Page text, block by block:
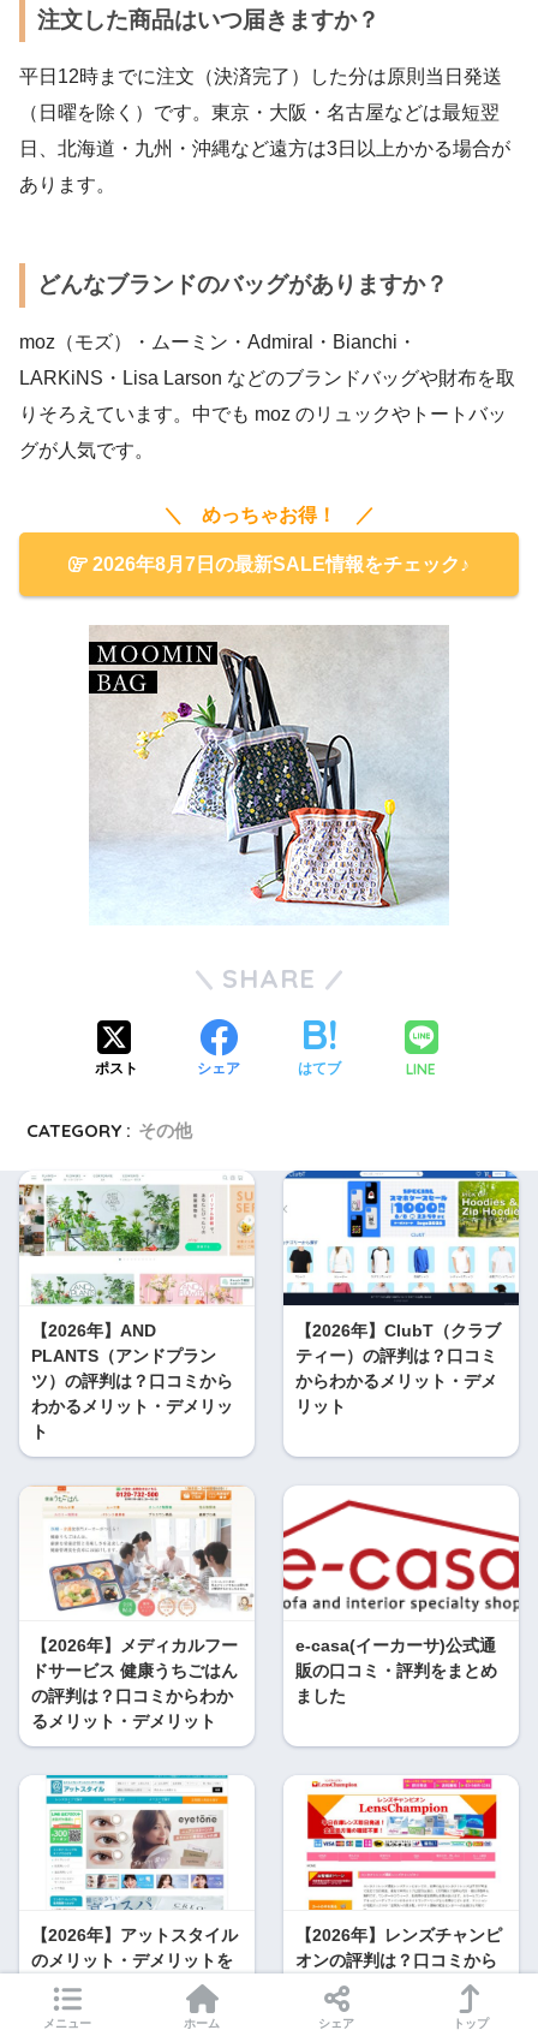
注文した商品はいつ届きますか？
平日12時までに注文（決済完了）した分は原則当日発送
（日曜を除く）です。東京・大阪・名古屋などは最短翌
日、北海道・九州・沖縄など遠方は3日以上かかる場合が
あります。
どんなブランドのバッグがありますか？
moz（モズ）・ムーミン・Admiral・Bianchi・
LARKiNS・Lisa Larson などのブランドバッグや財布を取
りそろえています。中でも moz のリュックやトートバッ
グが人気です。
＼ めっちゃお得！ ／
2026年8月7日の最新SALE情報をチェック♪
SHARE
ポスト シェア はてブ LINE
CATEGORY : その他
【2026年】AND
PLANTS（アンドプラン
ツ）の評判は？口コミから
わかるメリット・デメリッ
ト
【2026年】ClubT（クラブ
ティー）の評判は？口コミ
からわかるメリット・デメ
リット
【2026年】メディカルフー
ドサービス 健康うちごはん
の評判は？口コミからわか
るメリット・デメリット
e-casa(イーカーサ)公式通
販の口コミ・評判をまとめ
ました
【2026年】アットスタイル
のメリット・デメリットを
徹底比較！本当にお得？
【2026年】レンズチャンピ
オンの評判は？口コミから
わかるメリット・デメリッ
メニュー ホーム シェア トップ